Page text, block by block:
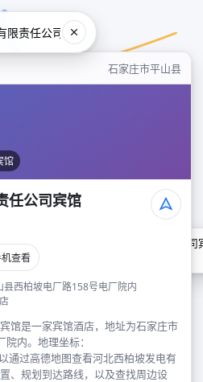
石家庄市平山县
馆
任公司宾馆
查看
县西柏坡电厂路158号电厂院内
馆是一家宾馆酒店，地址为石家庄市
内。地理坐标：
通过高德地图查看河北西柏坡发电有
、规划到达路线，以及查找周边设
河北西柏坡发电有限责任公司